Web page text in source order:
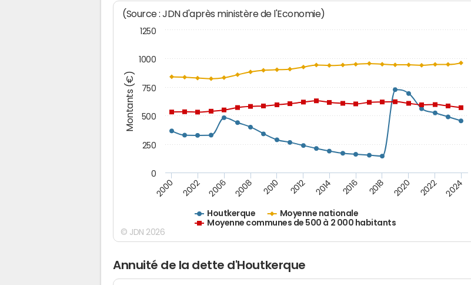
Montants (€)
(Source : JDN d'après ministère de l'Economie)
Houtkerque
Moyenne nationale
Moyenne communes de 500 à 2 000 habitants
2000 2002 2006 2008 2010 2012 2014 2016 2018 2020 2022 2024
0
250
500
750
1000
1250
© JDN 2026
Annuité de la dette d'Houtkerque